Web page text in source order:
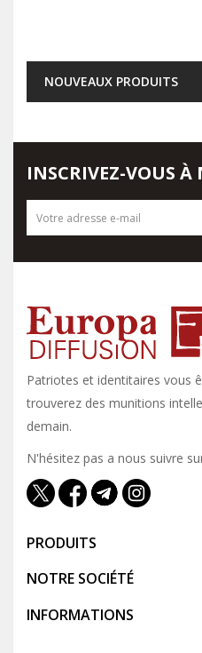
NOUVEAUX PRODUITS
Patriotes et identitaires vous
trouverez des munitions
demain.
N'hésitez pas a nous suivre
PRODUITS
NOTRE SOCIÉTÉ
INFORMATIONS